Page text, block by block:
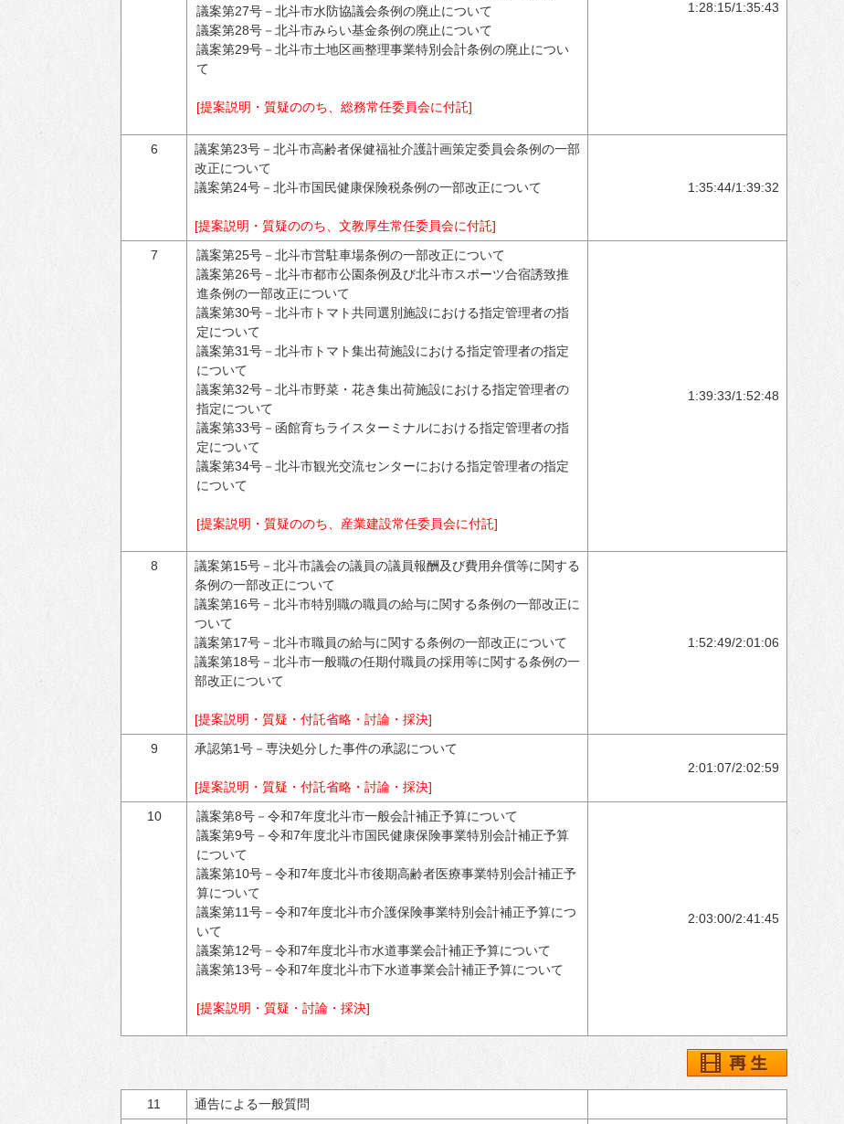
議案第27号－北斗市水防協議会条例の廃止について
議案第28号－北斗市みらい基金条例の廃止について
議案第29号－北斗市土地区画整理事業特別会計条例の廃止につい
て
[提案説明・質疑ののち、総務常任委員会に付託]
1:28:15/1:35:43
6
議案第23号－北斗市高齢者保健福祉介護計画策定委員会条例の一部
改正について
議案第24号－北斗市国民健康保険税条例の一部改正について
[提案説明・質疑ののち、文教厚生常任委員会に付託]
1:35:44/1:39:32
7
議案第25号－北斗市営駐車場条例の一部改正について
議案第26号－北斗市都市公園条例及び北斗市スポーツ合宿誘致推
進条例の一部改正について
議案第30号－北斗市トマト共同選別施設における指定管理者の指
定について
議案第31号－北斗市トマト集出荷施設における指定管理者の指定
について
議案第32号－北斗市野菜・花き集出荷施設における指定管理者の
指定について
議案第33号－函館育ちライスターミナルにおける指定管理者の指
定について
議案第34号－北斗市観光交流センターにおける指定管理者の指定
について
[提案説明・質疑ののち、産業建設常任委員会に付託]
1:39:33/1:52:48
8
議案第15号－北斗市議会の議員の議員報酬及び費用弁償等に関する
条例の一部改正について
議案第16号－北斗市特別職の職員の給与に関する条例の一部改正に
ついて
議案第17号－北斗市職員の給与に関する条例の一部改正について
議案第18号－北斗市一般職の任期付職員の採用等に関する条例の一
部改正について
[提案説明・質疑・付託省略・討論・採決]
1:52:49/2:01:06
9 承認第1号－専決処分した事件の承認について
[提案説明・質疑・付託省略・討論・採決]
2:01:07/2:02:59
10
議案第8号－令和7年度北斗市一般会計補正予算について
議案第9号－令和7年度北斗市国民健康保険事業特別会計補正予算
について
議案第10号－令和7年度北斗市後期高齢者医療事業特別会計補正予
算について
議案第11号－令和7年度北斗市介護保険事業特別会計補正予算につ
いて
議案第12号－令和7年度北斗市水道事業会計補正予算について
議案第13号－令和7年度北斗市下水道事業会計補正予算について
[提案説明・質疑・討論・採決]
2:03:00/2:41:45
11
通告による一般質問